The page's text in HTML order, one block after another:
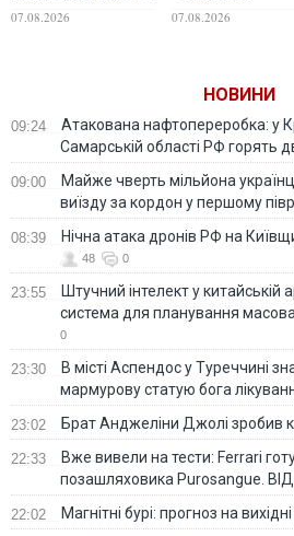
продавав
07.08.2026
екскерівників
тисячі чоловіків
07.08.2026
НОВИНИ
09:24
Атакована нафтопереробка: у
Самарській області РФ горять
09:00
Майже чверть мільйона
виїзду за кордон у першому
08:39 Нічна атака дронів РФ на
48 0
23:55
Штучний інтелект у китайській
система для планування
0
23:30
В місті Аспендос у Туреччині
мармурову статую бога
23:02 Брат Анджеліни Джолі зробив
22:33
Вже вивели на тести: Ferrari
позашляховика Purosangue.
22:02 Магнітні бурі: прогноз на вихідні